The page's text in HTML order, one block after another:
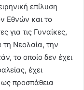
επίλυση
Εθνών και το
για τις Γυναίκες,
τη Νεολαία, την
το οποίο δεν έχει
έχει
προσπάθεια